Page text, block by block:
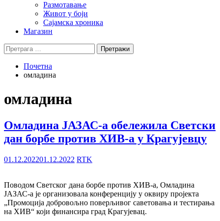
Размотавање
Живот у боји
Сајамска хроника
Магазин
Претрага
за:
Почетна
омладина
омладина
Омладина ЈАЗАС-а обележила Светски
дан борбе против ХИВ-а у Крагујевцу
01.12.202201.12.2022 RTK
Поводом Светског дана борбе против ХИВ-а, Омладина
ЈАЗАС-а је организовала конференцију у оквиру пројекта
„Промоција добровољно поверљивог саветовања и тестирања
на ХИВ“ који финансира град Крагујевац.